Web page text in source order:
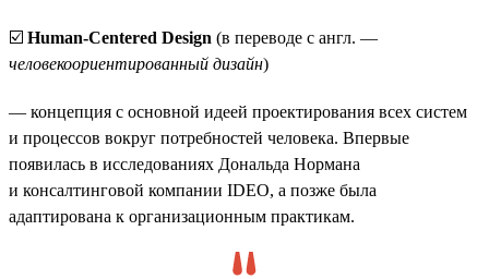
☑️ Human-Centered Design (в переводе с англ. —
человекоориентированный дизайн)
— концепция с основной идеей проектирования всех систем
и процессов вокруг потребностей человека. Впервые
появилась в исследованиях Дональда Нормана
и консалтинговой компании IDEO, а позже была
адаптирована к организационным практикам.